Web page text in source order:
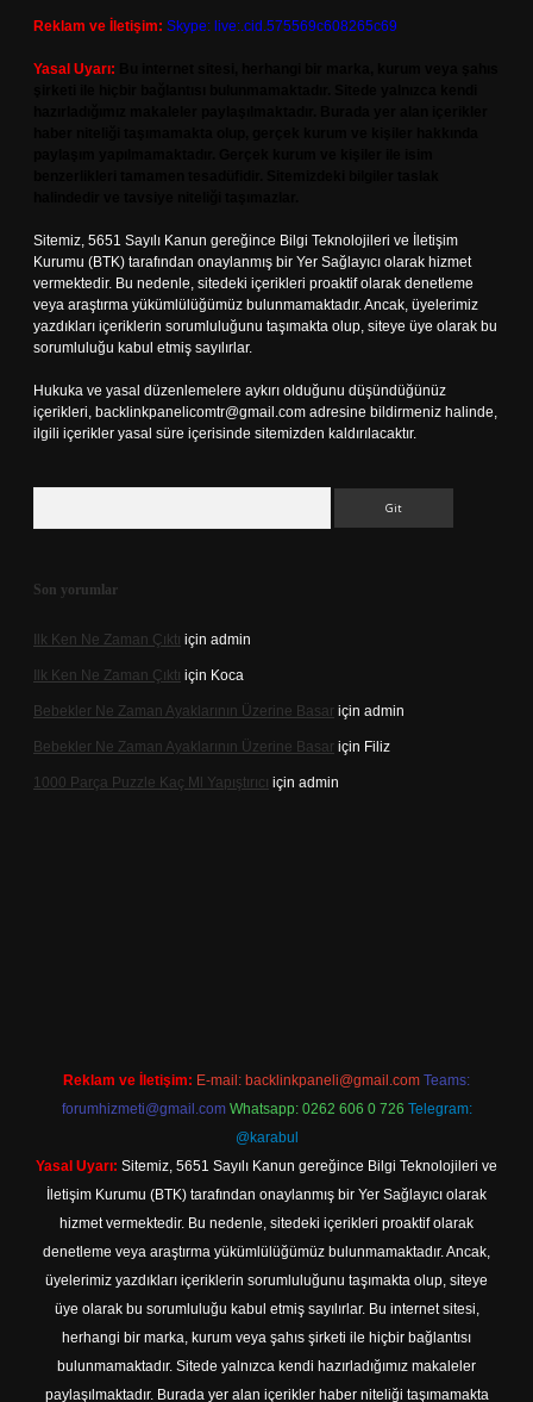
Reklam ve İletişim: Skype: live:.cid.575569c608265c69
Yasal Uyarı:
Sitemiz, 5651 Sayılı Kanun gereğince Bilgi Teknolojileri ve İletişim
Kurumu (BTK) tarafından onaylanmış bir Yer Sağlayıcı olarak hizmet
vermektedir. Bu nedenle, sitedeki içerikleri proaktif olarak denetleme
veya araştırma yükümlülüğümüz bulunmamaktadır. Ancak, üyelerimiz
yazdıkları içeriklerin sorumluluğunu taşımakta olup, siteye üye olarak bu
sorumluluğu kabul etmiş sayılırlar.
Hukuka ve yasal düzenlemelere aykırı olduğunu düşündüğünüz
içerikleri, backlinkpanelicomtr@gmail.com adresine bildirmeniz halinde,
ilgili içerikler yasal süre içerisinde sitemizden kaldırılacaktır.
Son yorumlar
Ilk Ken Ne Zaman Çıktı için admin
Ilk Ken Ne Zaman Çıktı için Koca
Bebekler Ne Zaman Ayaklarının Üzerine Basar için admin
Bebekler Ne Zaman Ayaklarının Üzerine Basar için Filiz
1000 Parça Puzzle Kaç Ml Yapıştırıcı için admin
Reklam ve İletişim: E-mail: backlinkpaneli@gmail.com Teams:
forumhizmeti@gmail.com Whatsapp: 0262 606 0 726 Telegram:
@karabul
Yasal Uyarı: Sitemiz, 5651 Sayılı Kanun gereğince Bilgi Teknolojileri ve
İletişim Kurumu (BTK) tarafından onaylanmış bir Yer Sağlayıcı olarak
hizmet vermektedir. Bu nedenle, sitedeki içerikleri proaktif olarak
denetleme veya araştırma yükümlülüğümüz bulunmamaktadır. Ancak,
üyelerimiz yazdıkları içeriklerin sorumluluğunu taşımakta olup, siteye
üye olarak bu sorumluluğu kabul etmiş sayılırlar. Bu internet sitesi,
herhangi bir marka, kurum veya şahıs şirketi ile hiçbir bağlantısı
bulunmamaktadır. Sitede yalnızca kendi hazırladığımız makaleler
paylaşılmaktadır. Burada yer alan içerikler haber niteliği taşımamakta